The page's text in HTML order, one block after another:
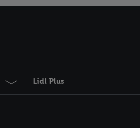
Lidl Plus